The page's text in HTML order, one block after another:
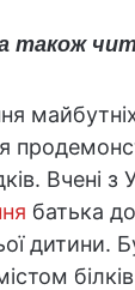
також
Вчені з
батька
дитини.